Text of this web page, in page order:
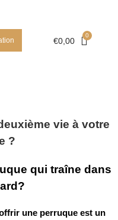
€0,00
vie à votre
?
qui traîne dans
une perruque est un